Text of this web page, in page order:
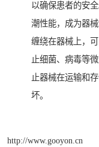
以确保患者的安
潮性能，成为器
缠绕在器械上，
止细菌、病毒等
止器械在运输和
坏。
http://www.gooyon.cn